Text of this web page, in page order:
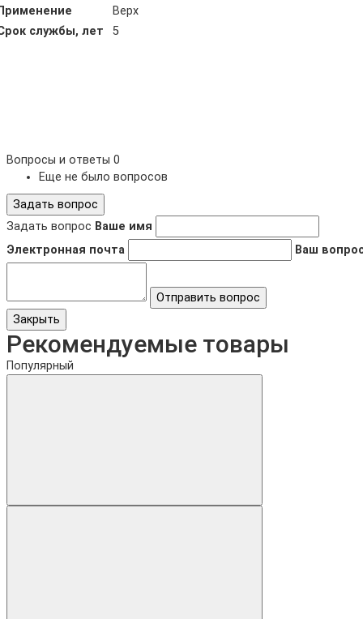
Верх
службы, лет
5
Вопросы и ответы 0
Еще не было вопросов
Задать вопрос
Задать вопрос Ваше имя
Электронная почта
Ваш
Отправить вопрос
Закрыть
Рекомендуемые товары
Популярный